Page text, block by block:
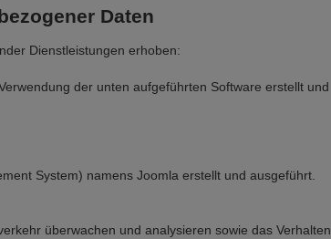
Daten
Dienstleistungen erhoben:
der unten aufgeführten Software erstellt und
System) namens Joomla erstellt und ausgeführt.
überwachen und analysieren sowie das Verhalten